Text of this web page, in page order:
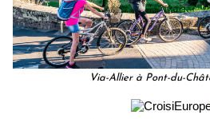
Via-Allier à Pont-du-